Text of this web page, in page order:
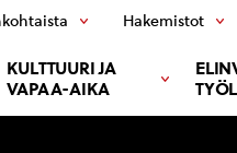
KULTTUURI JA
VAPAA-AIKA
Hakemistot